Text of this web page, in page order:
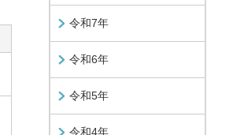
令和7年
令和6年
令和5年
令和4年